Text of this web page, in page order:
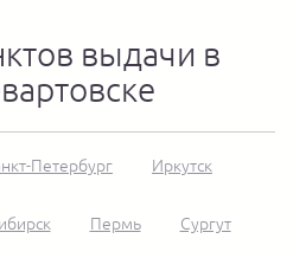
выдачи в
Петербург Иркутск
Пермь Сургут